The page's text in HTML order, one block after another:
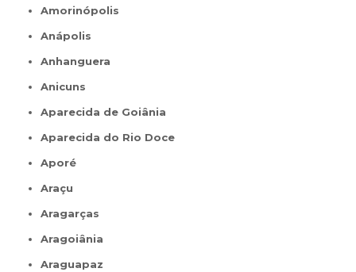
Amorinópolis
Anápolis
Anhanguera
Anicuns
Aparecida de Goiânia
Aparecida do Rio Doce
Aporé
Araçu
Aragarças
Aragoiânia
Araguapaz